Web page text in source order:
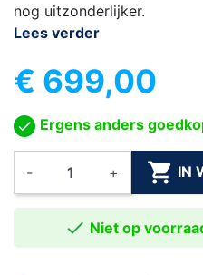
nog uitzonderlijker.
Lees verder
€ 699,00
Ergens anders
- +  IN
 Niet op